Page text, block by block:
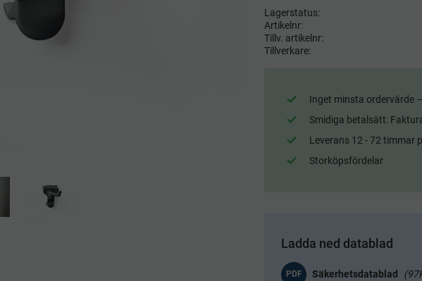
Lagerstatus
Artikelnr
Tillv. artikelnr
Tillverkare
Inget minsta ordervärde
Smidiga betalsätt:
Leverans 12 - 72 timmar
Storköpsfördelar
Ladda ned datablad
PDF